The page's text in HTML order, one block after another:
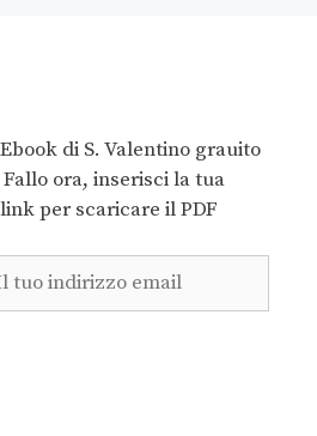
di S. Valentino grauito
ora, inserisci la tua
per scaricare il PDF